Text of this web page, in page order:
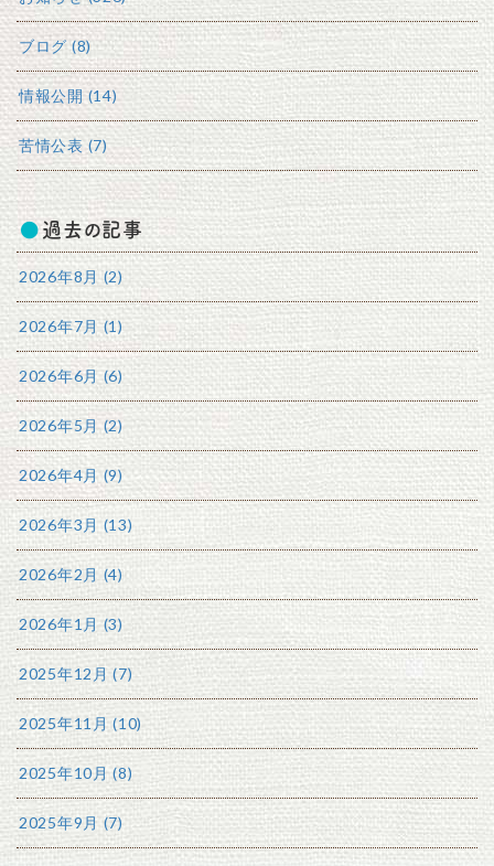
ブログ (8)
情報公開 (14)
苦情公表 (7)
過去の記事
2026年8月 (2)
2026年7月 (1)
2026年6月 (6)
2026年5月 (2)
2026年4月 (9)
2026年3月 (13)
2026年2月 (4)
2026年1月 (3)
2025年12月 (7)
2025年11月 (10)
2025年10月 (8)
2025年9月 (7)